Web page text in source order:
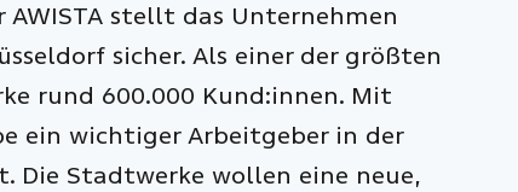
stellt das Unternehmen
sicher. Als einer der größten
rund 600.000 Kund:innen. Mit
ein wichtiger Arbeitgeber in der
Stadtwerke wollen eine neue,